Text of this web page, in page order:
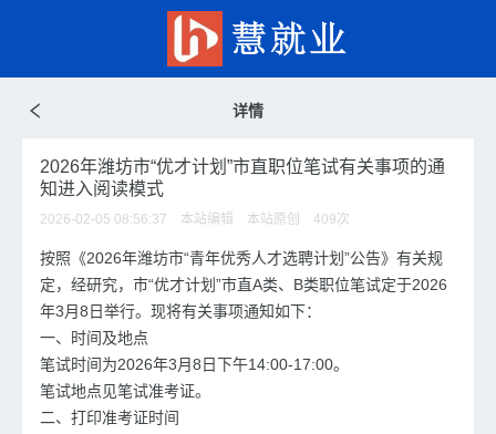
详情
2026年潍坊市“优才计划”市直职位笔试有关事项的通
知进入阅读模式
2026-02-05 08:56:37 本站编辑 本站原创 409次
按照《2026年潍坊市“青年优秀人才选聘计划”公告》有关规
定，经研究，市“优才计划”市直A类、B类职位笔试定于2026
年3月8日举行。现将有关事项通知如下：
一、时间及地点
笔试时间为2026年3月8日下午14:00-17:00。
笔试地点见笔试准考证。
二、打印准考证时间